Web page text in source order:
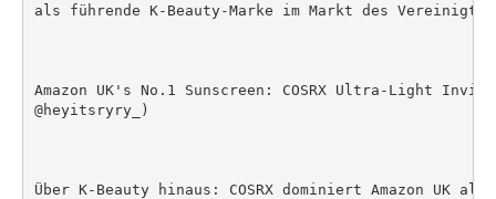
als führende K-Beauty-Marke im Markt des
Amazon UK's No.1 Sunscreen: COSRX Ultra-Light
@heyitsryry_)
Über K-Beauty hinaus: COSRX dominiert Amazon UK